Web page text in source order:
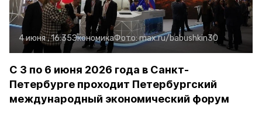
4 июня , 16:35ЭкономикаФото:max.ru/babushkin30
С 3 по 6 июня 2026 года в Санкт-
Петербурге проходит Петербургский
международный экономический форум